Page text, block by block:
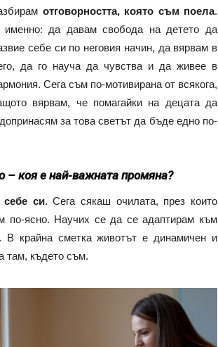
отговорността, която съм поела.
да давам свобода на детето да
себе си по неговия начин, да вярвам в
да го науча да чувства и да живее в
Сега съм по-мотивирана от всякога,
вярвам, че помагайки на децата да
за това светът да бъде едно по-
– коя е най-важната промяна?
себе си. Сега сякаш очилата, през които
по-ясно. Научих се да се адаптирам към
В крайна сметка животът е динамичен и
там, където съм.